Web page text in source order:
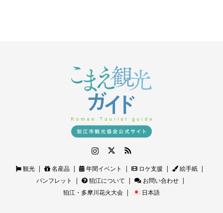
観光 名産品 年間イベント ロケ支援
絵手紙
パンフレット
狛江について
お問い合わせ
狛江・多摩川花火大会
日本語